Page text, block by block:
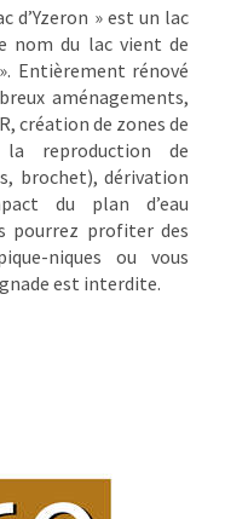
d’Yzeron » est un lac
nom du lac vient de
Entièrement rénové
aménagements,
création de zones de
la reproduction de
brochet), dérivation
du plan d’eau
pourrez profiter des
niques ou vous
est interdite.